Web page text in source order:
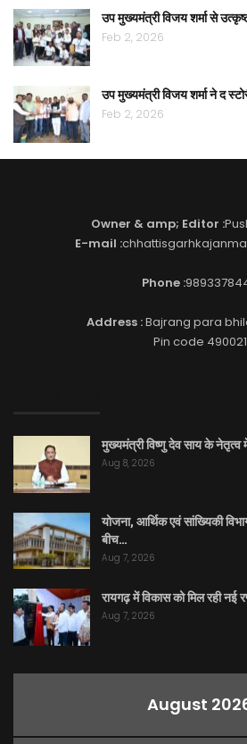
उप मुख्यमंत्री विजय शर्मा से
Feb 2, 2026
उप मुख्यमंत्री विजय शर्मा ने द
Feb 2, 2026
Owner & amp; Editor :
E-mail :
Phone :
Address :Bajrang para
Pin code 490021
मुख्यमंत्री विष्णु देव साय के नेतृत्व
Aug 8, 2026
योजना, आर्थिक एवं सांख्यिकी
बीच…
Aug 7, 2026
रायगढ़ में विकास को मिल रही नई
Aug 7, 2026
August